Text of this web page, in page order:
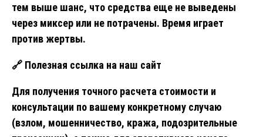
тем выше шанс, что средства еще не выведены
через миксер или не потрачены. Время играет
против жертвы.
🔗 Полезная ссылка на наш сайт
Для получения точного расчета стоимости и
консультации по вашему конкретному случаю
(взлом, мошенничество, кража, подозрительные